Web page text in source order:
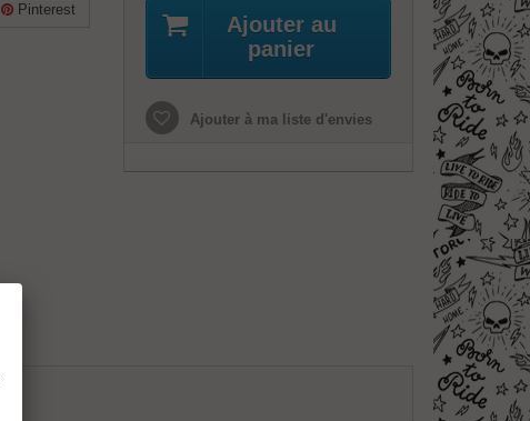
Pinterest
Ajouter au
panier
Ajouter à ma liste d'envies